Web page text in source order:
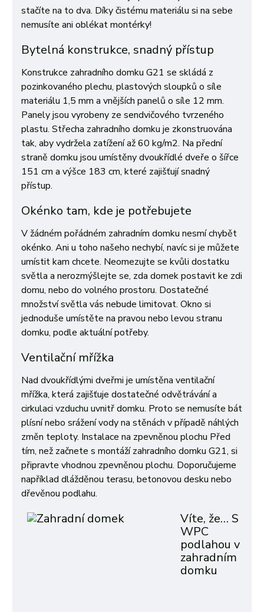
stačíte na to dva. Díky čistému materiálu si na sebe
nemusíte ani oblékat montérky!
Bytelná konstrukce, snadný přístup
Konstrukce zahradního domku G21 se skládá z
pozinkovaného plechu, plastových sloupků o síle
materiálu 1,5 mm a vnějších panelů o síle 12 mm.
Panely jsou vyrobeny ze sendvičového tvrzeného
plastu. Střecha zahradního domku je zkonstruována
tak, aby vydržela zatížení až 60 kg/m2. Na přední
straně domku jsou umístěny dvoukřídlé dveře o šířce
151 cm a výšce 183 cm, které zajišťují snadný
přístup.
Okénko tam, kde je potřebujete
V žádném pořádném zahradním domku nesmí chybět
okénko. Ani u toho našeho nechybí, navíc si je můžete
umístit kam chcete. Neomezujte se kvůli dostatku
světla a nerozmýšlejte se, zda domek postavit ke zdi
domu, nebo do volného prostoru. Dostatečné
množství světla vás nebude limitovat. Okno si
jednoduše umístěte na pravou nebo levou stranu
domku, podle aktuální potřeby.
Ventilační mřížka
Nad dvoukřídlými dveřmi je umístěna ventilační
mřížka, která zajišťuje dostatečné odvětrávání a
cirkulaci vzduchu uvnitř domku. Proto se nemusíte bát
plísní nebo srážení vody na stěnách v případě náhlých
změn teploty. Instalace na zpevněnou plochu Před
tím, než začnete s montáží zahradního domku G21, si
připravte vhodnou zpevněnou plochu. Doporučujeme
například dlážděnou terasu, betonovou desku nebo
dřevěnou podlahu.
Víte, že… S
WPC
podlahou v
zahradním
domku